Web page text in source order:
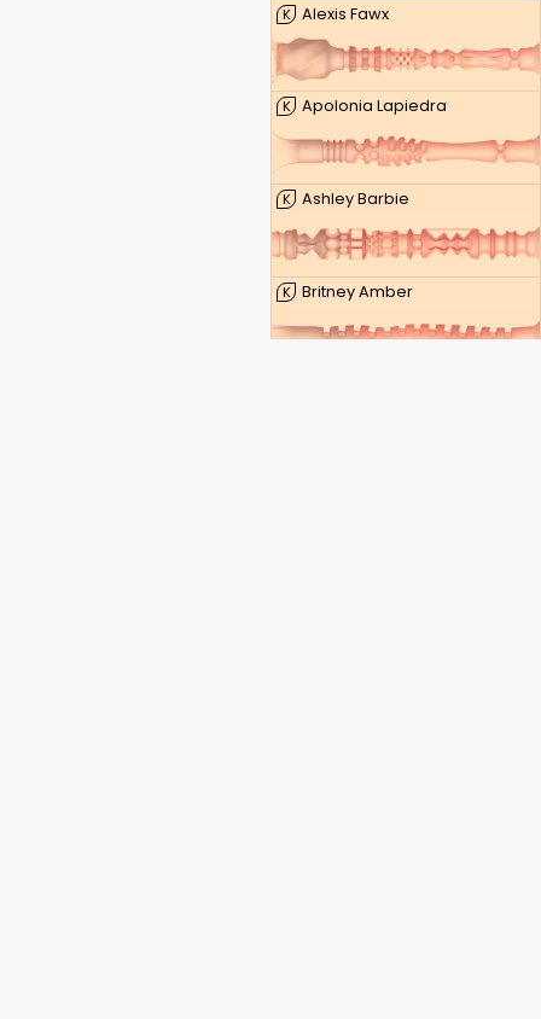
K Alexis Fawx
K Apolonia Lapiedra
K Ashley Barbie
K Britney Amber